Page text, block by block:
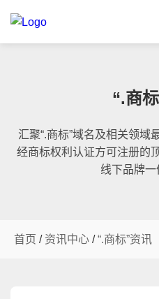
“.商
汇聚“.商标”域名及相关领域
经商标权利认证方可注册的
线下品牌一
首页 / 资讯中心 /“.商标”资讯